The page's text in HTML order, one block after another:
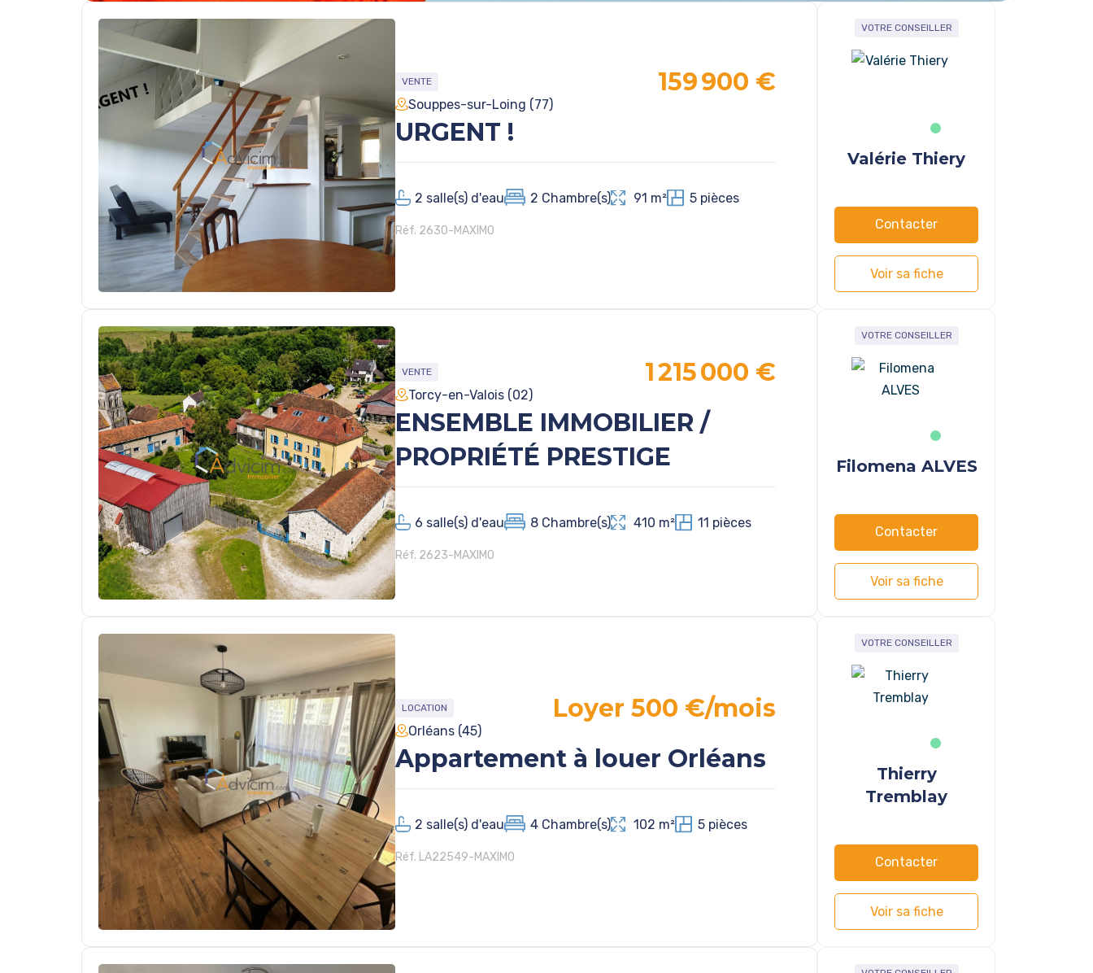
VENTE
Réf. 2630-MAXIMO
Souppes-sur-Loing (77)
URGENT !
2 salle(s) d'eau 2 Chambre(s) 91 m² 5 pièces
159 900 €
VOTRE CONSEILLER
Valérie Thiery
Contacter
Voir sa fiche
VENTE
Réf. 2623-MAXIMO
Torcy-en-Valois (02)
ENSEMBLE IMMOBILIER /
PROPRIÉTÉ PRESTIGE
6 salle(s) d'eau 8 Chambre(s) 410 m² 11 pièces
1 215 000 €
VOTRE CONSEILLER
Filomena ALVES
Contacter
Voir sa fiche
LOCATION
Réf. LA22549-MAXIMO
Orléans (45)
Appartement à louer Orléans
2 salle(s) d'eau 4 Chambre(s) 102 m² 5 pièces
Loyer 500 €/mois
VOTRE CONSEILLER
Thierry
Tremblay
Contacter
Voir sa fiche